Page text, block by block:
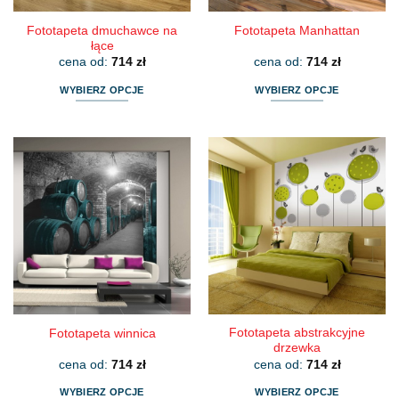
Fototapeta dmuchawce na
łące
cena od: 714 zł
WYBIERZ OPCJE
ma
wiele
wariantów.
Opcje
można
wybrać
na
stronie
produktu
Fototapeta Manhattan
cena od: 714 zł
WYBIERZ OPCJE
wiele
wariantów.
Opcje
można
wybrać
na
stronie
produktu
Fototapeta winnica
cena od: 714 zł
WYBIERZ OPCJE
Fototapeta abstrakcyjne
drzewka
cena od: 714 zł
WYBIERZ OPCJE